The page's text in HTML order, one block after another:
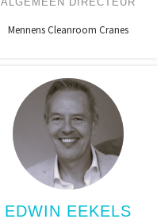
Mennens Cleanroom Cranes
EDWIN EEKELS